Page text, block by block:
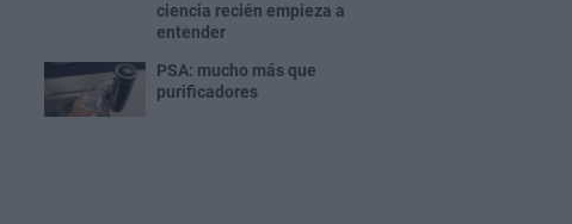
ciencia recién empieza a
entender
PSA: mucho más que
purificadores